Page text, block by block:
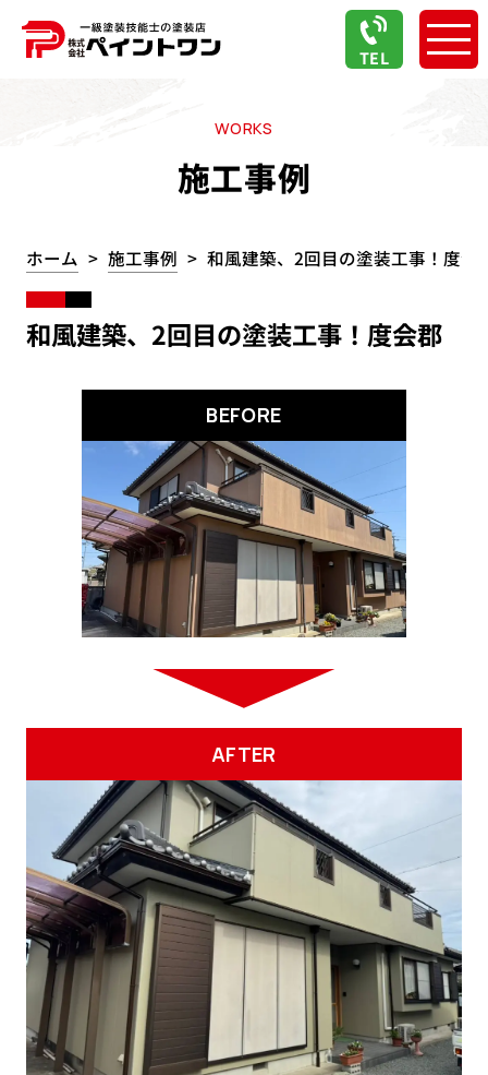
TEL
WORKS
施工事例
ホーム 施工事例 和風建築、2回目の塗装工事！度会
和風建築、2回目の塗装工事！度会郡
BEFORE
AFTER